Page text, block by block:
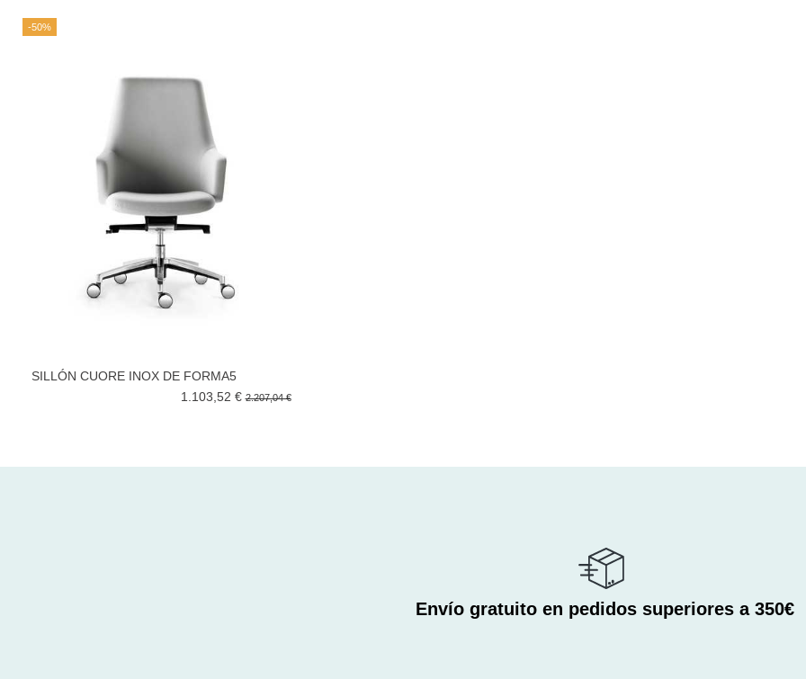
-50%
SILLÓN CUORE INOX DE FORMA5
1.103,52 €2.207,04 €
Envío gratuito en pedidos superiores a 350€